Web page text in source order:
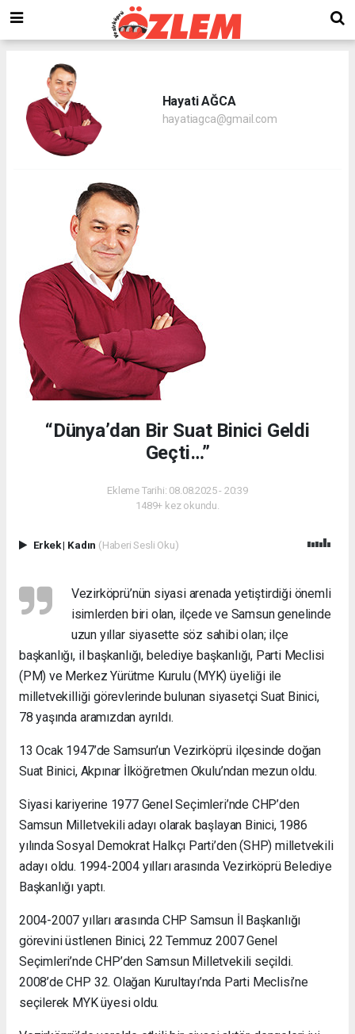
Hayati AĞCA
hayatiagca@gmail.com
“Dünya’dan Bir Suat Binici Geldi
Geçti…”
Ekleme Tarihi: 08.08.2025 - 20:39
1489+ kez okundu.
Erkek| Kadın (Haberi Sesli Oku)
Vezirköprü’nün siyasi arenada yetiştirdiği önemli
isimlerden biri olan, ilçede ve Samsun genelinde
uzun yıllar siyasette söz sahibi olan; ilçe
başkanlığı, il başkanlığı, belediye başkanlığı, Parti Meclisi
(PM) ve Merkez Yürütme Kurulu (MYK) üyeliği ile
milletvekilliği görevlerinde bulunan siyasetçi Suat Binici,
78 yaşında aramızdan ayrıldı.
13 Ocak 1947’de Samsun’un Vezirköprü ilçesinde doğan
Suat Binici, Akpınar İlköğretmen Okulu’ndan mezun oldu.
Siyasi kariyerine 1977 Genel Seçimleri’nde CHP’den
Samsun Milletvekili adayı olarak başlayan Binici, 1986
yılında Sosyal Demokrat Halkçı Parti’den (SHP) milletvekili
adayı oldu. 1994-2004 yılları arasında Vezirköprü Belediye
Başkanlığı yaptı.
2004-2007 yılları arasında CHP Samsun İl Başkanlığı
görevini üstlenen Binici, 22 Temmuz 2007 Genel
Seçimleri’nde CHP’den Samsun Milletvekili seçildi.
2008’de CHP 32. Olağan Kurultayı’nda Parti Meclisi’ne
seçilerek MYK üyesi oldu.